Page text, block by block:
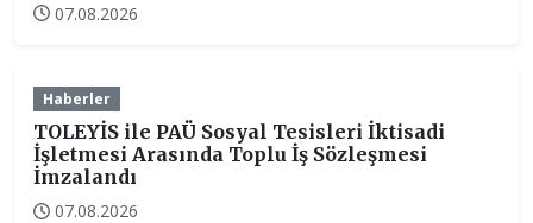
07.08.2026
Haberler
TOLEYİS ile PAÜ Sosyal Tesisleri İktisadi
İşletmesi Arasında Toplu İş Sözleşmesi
İmzalandı
07.08.2026